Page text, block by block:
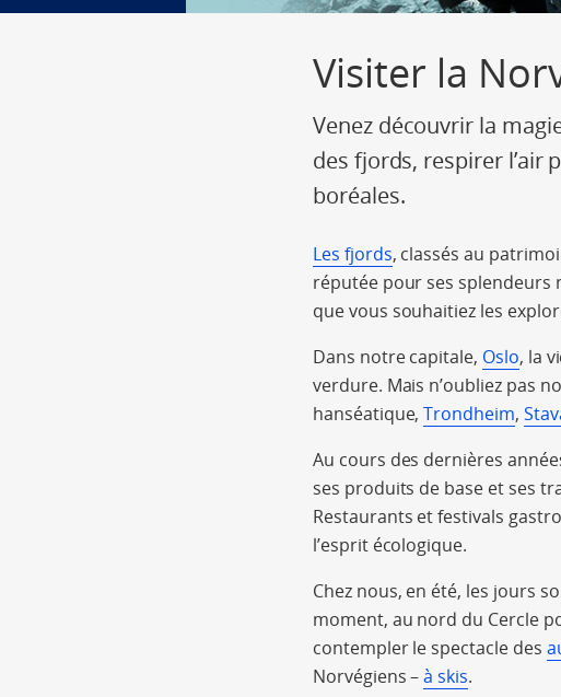
Visiter la
Venez découvrir la
des fjords, respirer l’air
boréales.
Les fjords, classés au
réputée pour ses splendeurs
que vous souhaitiez les
Dans notre capitale, Oslo, la
verdure. Mais n’oubliez pas
hanséatique,Trondheim,
Au cours des dernières
ses produits de base et ses
Restaurants et festivals
l’esprit écologique.
Chez nous, en été, les jours
moment, au nord du Cercle
contempler le spectacle des
Norvégiens –à skis.